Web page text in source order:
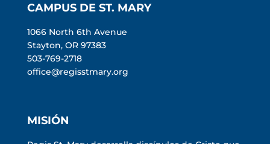
CAMPUS DE ST. MARY
1066 North 6th Avenue
Stayton, OR 97383
503-769-2718
office@regisstmary.org
MISIÓN